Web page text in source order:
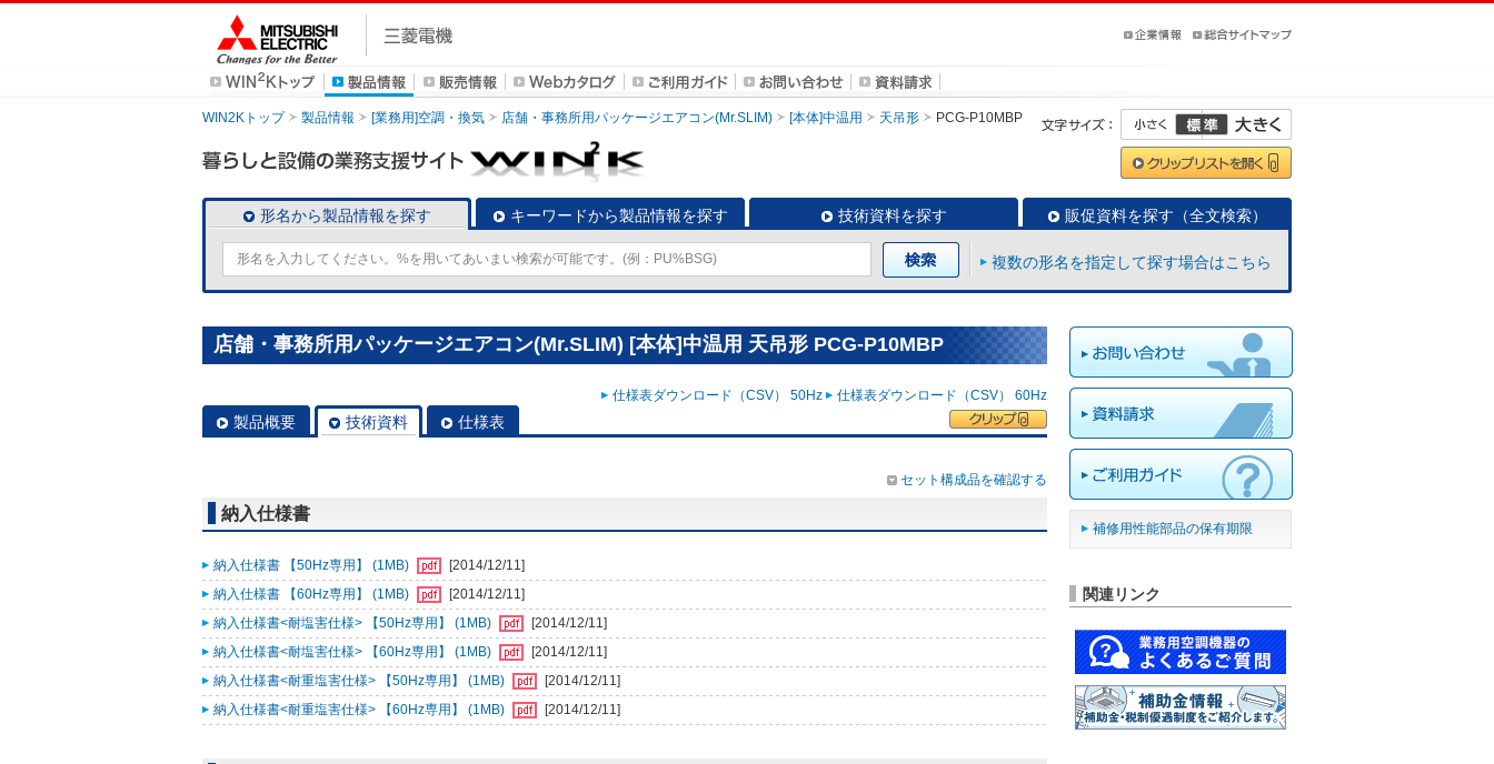
WIN2Kトップ 製品情報 [業務用]空調・換気 店舗・事務所用パッケージエアコン(Mr.SLIM) [本体]中温用 天吊形 PCG-P10MBP
形名から製品情報を探す キーワードから製品情報を探す 技術資料を探す 販促資料を探す（全文検索）
複数の形名を指定して探す場合はこちら
店舗・事務所用パッケージエアコン(Mr.SLIM) [本体]中温用 天吊形 PCG-P10MBP
仕様表ダウンロード（CSV） 50Hz 仕様表ダウンロード（CSV） 60Hz
製品概要 技術資料 仕様表
セット構成品を確認する
納入仕様書
納入仕様書 【50Hz専用】 (1MB)
[2014/12/11]
納入仕様書 【60Hz専用】 (1MB)
[2014/12/11]
納入仕様書<耐塩害仕様> 【50Hz専用】 (1MB)
[2014/12/11]
納入仕様書<耐塩害仕様> 【60Hz専用】 (1MB)
[2014/12/11]
納入仕様書<耐重塩害仕様> 【50Hz専用】 (1MB)
[2014/12/11]
納入仕様書<耐重塩害仕様> 【60Hz専用】 (1MB)
[2014/12/11]
補修用性能部品の保有期限
関連リンク